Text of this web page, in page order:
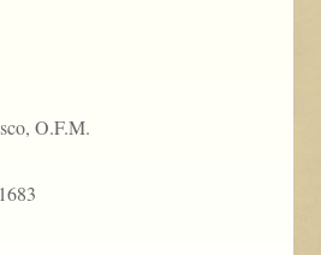
O.F.M.